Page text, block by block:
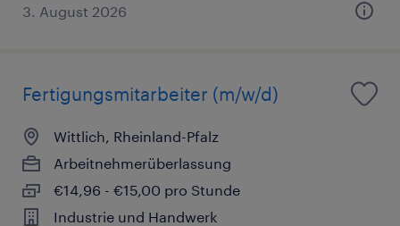
3. August 2026
Fertigungsmitarbeiter (m/w/d)
Wittlich, Rheinland-Pfalz
Arbeitnehmerüberlassung
€14,96 - €15,00 pro Stunde
Industrie und Handwerk